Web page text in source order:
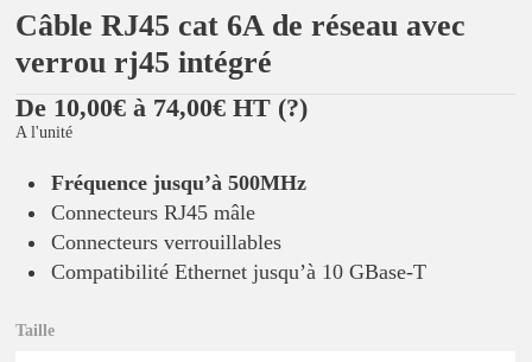
Câble RJ45 cat 6A de réseau avec
verrou rj45 intégré
De 10,00€ à 74,00€ HT (?)
A l'unité
Fréquence jusqu’à 500MHz
Connecteurs RJ45 mâle
Connecteurs verrouillables
Compatibilité Ethernet jusqu’à 10 GBase-T
Taille